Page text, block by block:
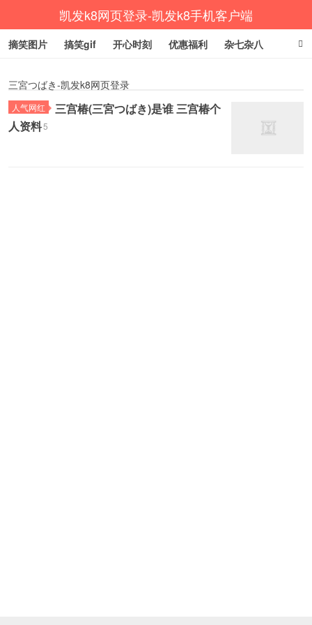
凯发k8网页登录-凯发k8手机客户端
摘笑图片 搞笑gif 开心时刻 优惠福利 杂七杂八
三宮つばき-凯发k8网页登录
人气网红
三宫椿(三宮つばき)是谁 三宫椿个
人资料5